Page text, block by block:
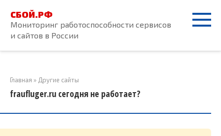
контенту
СБОЙ.РФ
Мониторинг работоспособности сервисов
и сайтов в России
Главная » Другие сайты
fraufluger.ru сегодня не работает?